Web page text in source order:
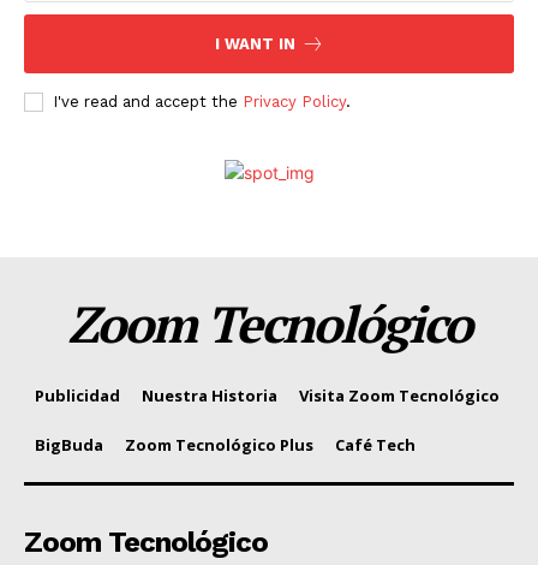
I WANT IN
I've read and accept the Privacy Policy.
Zoom Tecnológico
Publicidad Nuestra Historia Visita Zoom Tecnológico
BigBuda Zoom Tecnológico Plus Café Tech
Zoom Tecnológico